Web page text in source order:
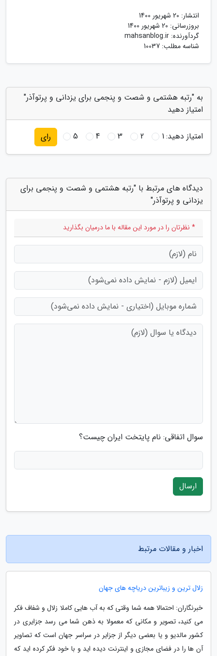
انتشار: 20 شهریور 1400
بروزرسانی: 20 شهریور 1400
گردآورنده: mahsanblog.ir
شناسه مطلب: 10037
به "رتبه هشتمی و شصت و پنجمی برای یزدانی و پرتوآذر"
امتیاز دهید
امتیاز دهید:1
2
3
4
5 رای
دیدگاه های مرتبط با "رتبه هشتمی و شصت و پنجمی برای
یزدانی و پرتوآذر"
* نظرتان را در مورد این مقاله با ما درمیان بگذارید
سوال اتفاقی: نام پایتخت ایران چیست؟
ارسال
اخبار و مقالات مرتبط
زلال ترین و زیباترین دریاچه های جهان
خبرنگاران: احتمالا همه شما وقتی که به آب هایی کاملا زلال و شفاف فکر
می کنید، تصویر و مکانی که معمولا به ذهن شما می رسد جزایری در
کشور مالدیو و یا بعضی دیگر از جزایر در سراسر جهان است که تصاویر
آن ها را در فضای مجازی و اینترنت دیده اید و با خود فکر کرده اید که